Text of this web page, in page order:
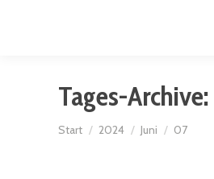
Tages-Archive:
Sie befinden sich hier:
Start 2024 Juni 07